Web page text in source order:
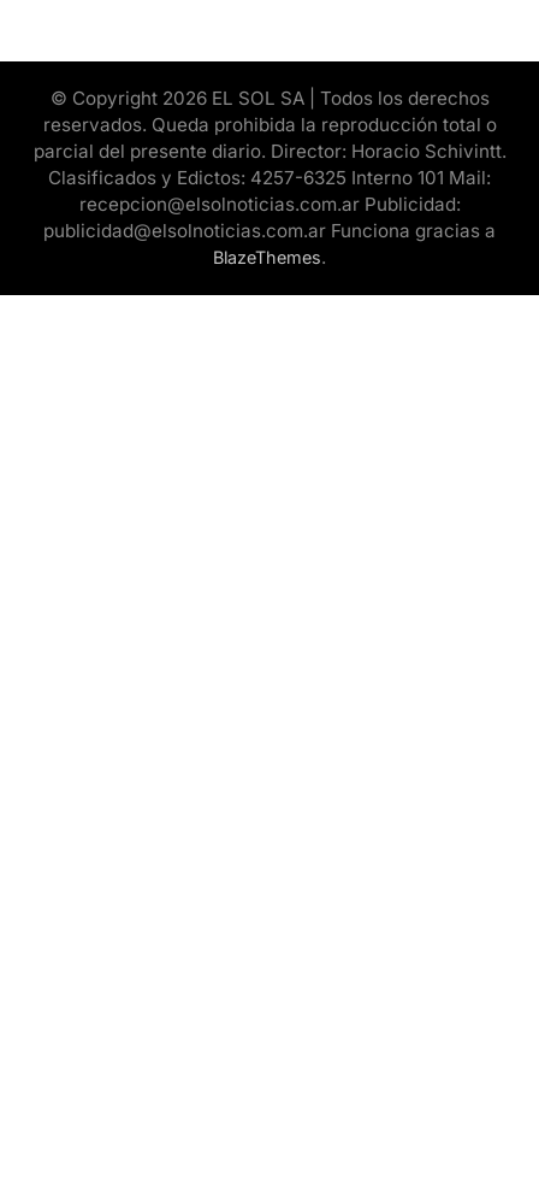
© Copyright 2026 EL SOL SA | Todos los derechos
reservados. Queda prohibida la reproducción total o
parcial del presente diario. Director: Horacio Schivintt.
Clasificados y Edictos: 4257-6325 Interno 101 Mail:
recepcion@elsolnoticias.com.ar Publicidad:
publicidad@elsolnoticias.com.ar Funciona gracias a
BlazeThemes.